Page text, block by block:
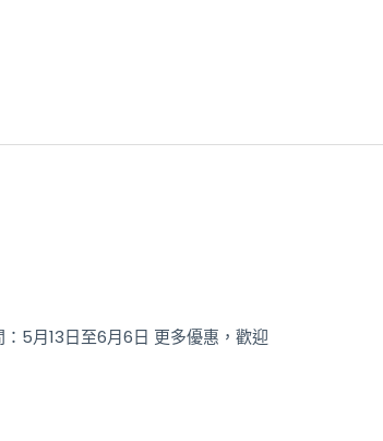
5月13日至6月6日 更多優惠，歡迎